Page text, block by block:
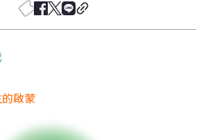
啟蒙